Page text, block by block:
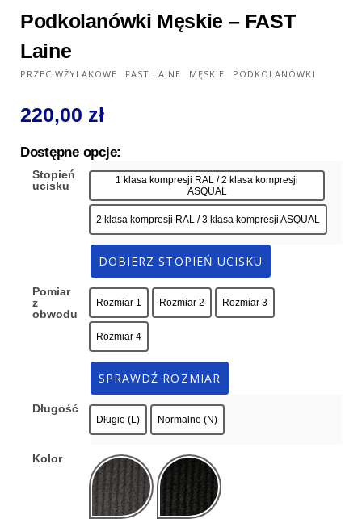
Podkolanówki Męskie – FAST
Laine
PRZECIWŻYLAKOWE FAST LAINE MĘSKIE PODKOLANÓWKI
220,00 zł
Dostępne opcje:
Stopień
ucisku
1 klasa kompresji RAL / 2 klasa kompresji
ASQUAL
2 klasa kompresji RAL / 3 klasa kompresji ASQUAL
DOBIERZ STOPIEŃ UCISKU
Pomiar
z
obwodu
Rozmiar 1 Rozmiar 2 Rozmiar 3
Rozmiar 4
SPRAWDŹ ROZMIAR
Długość
Długie (L) Normalne (N)
Kolor